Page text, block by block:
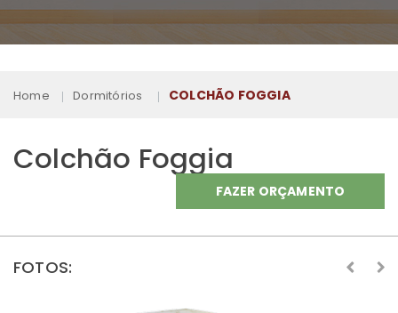
Home Dormitórios COLCHÃO FOGGIA
Colchão Foggia
FAZER ORÇAMENTO
FOTOS: